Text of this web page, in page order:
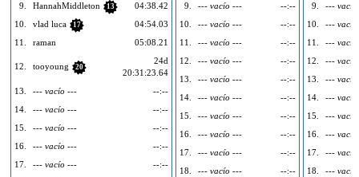
9.
HannahMiddleton 13
04:38.42
10.
vlad luca 17
04:54.03
11.
raman 05:08.21
12. tooyoung 20
24d
20:31:23.64
13.
--- vacío ---
--:--
14.
--- vacío ---
--:--
15.
--- vacío ---
--:--
16.
--- vacío ---
--:--
17.
--- vacío ---
--:--
9.
--- vacío ---
--:--
10.
--- vacío ---
--:--
11.
--- vacío ---
--:--
12.
--- vacío ---
--:--
13.
--- vacío ---
--:--
14.
--- vacío ---
--:--
15.
--- vacío ---
--:--
16.
--- vacío ---
--:--
17.
--- vacío ---
--:--
18.
--- vacío ---
--:--
9.
---
10.
---
11.
---
12.
---
13.
---
14.
---
15.
---
16.
---
17.
---
18.
---